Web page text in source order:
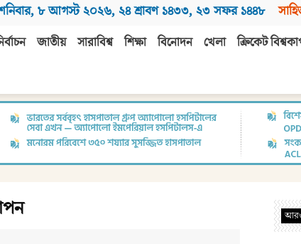
, ৮ আগস্ট ২০২৬, ২৪ শ্রাবণ ১৪৩৩, ২৩ সফর ১৪৪৮
জাতীয় সারাবিশ্ব শিক্ষা বিনোদন খেলা ক্রিকেট